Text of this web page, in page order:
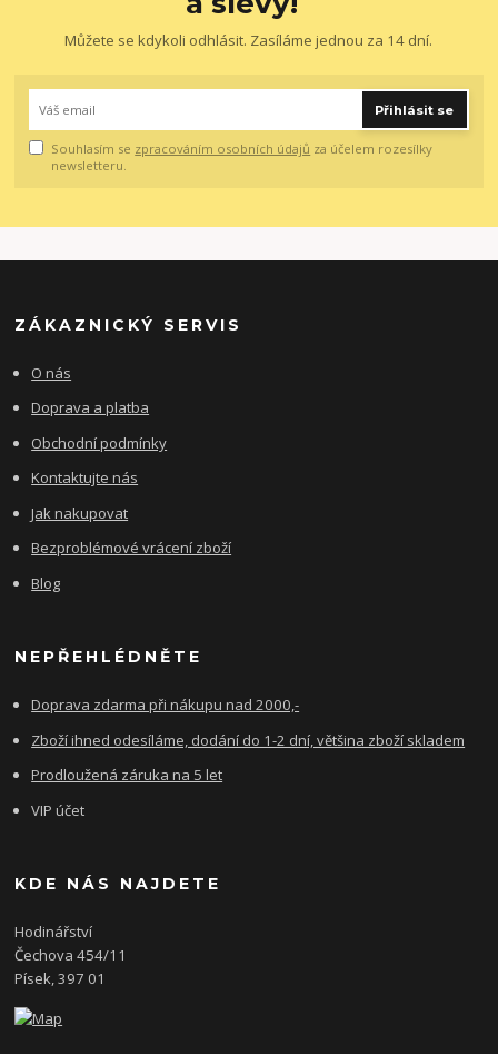
Můžete se kdykoli odhlásit. Zasíláme jednou za 14 dní.
Přihlásit se
Souhlasím se zpracováním osobních údajů za účelem rozesílky
newsletteru.
ZÁKAZNICKÝ SERVIS
O nás
Doprava a platba
Obchodní podmínky
Kontaktujte nás
Jak nakupovat
Bezproblémové vrácení zboží
Blog
NEPŘEHLÉDNĚTE
Doprava zdarma při nákupu nad 2000,-
Zboží ihned odesíláme, dodání do 1-2 dní, většina zboží skladem
Prodloužená záruka na 5 let
VIP účet
KDE NÁS NAJDETE
Hodinářství
Čechova 454/11
Písek, 397 01